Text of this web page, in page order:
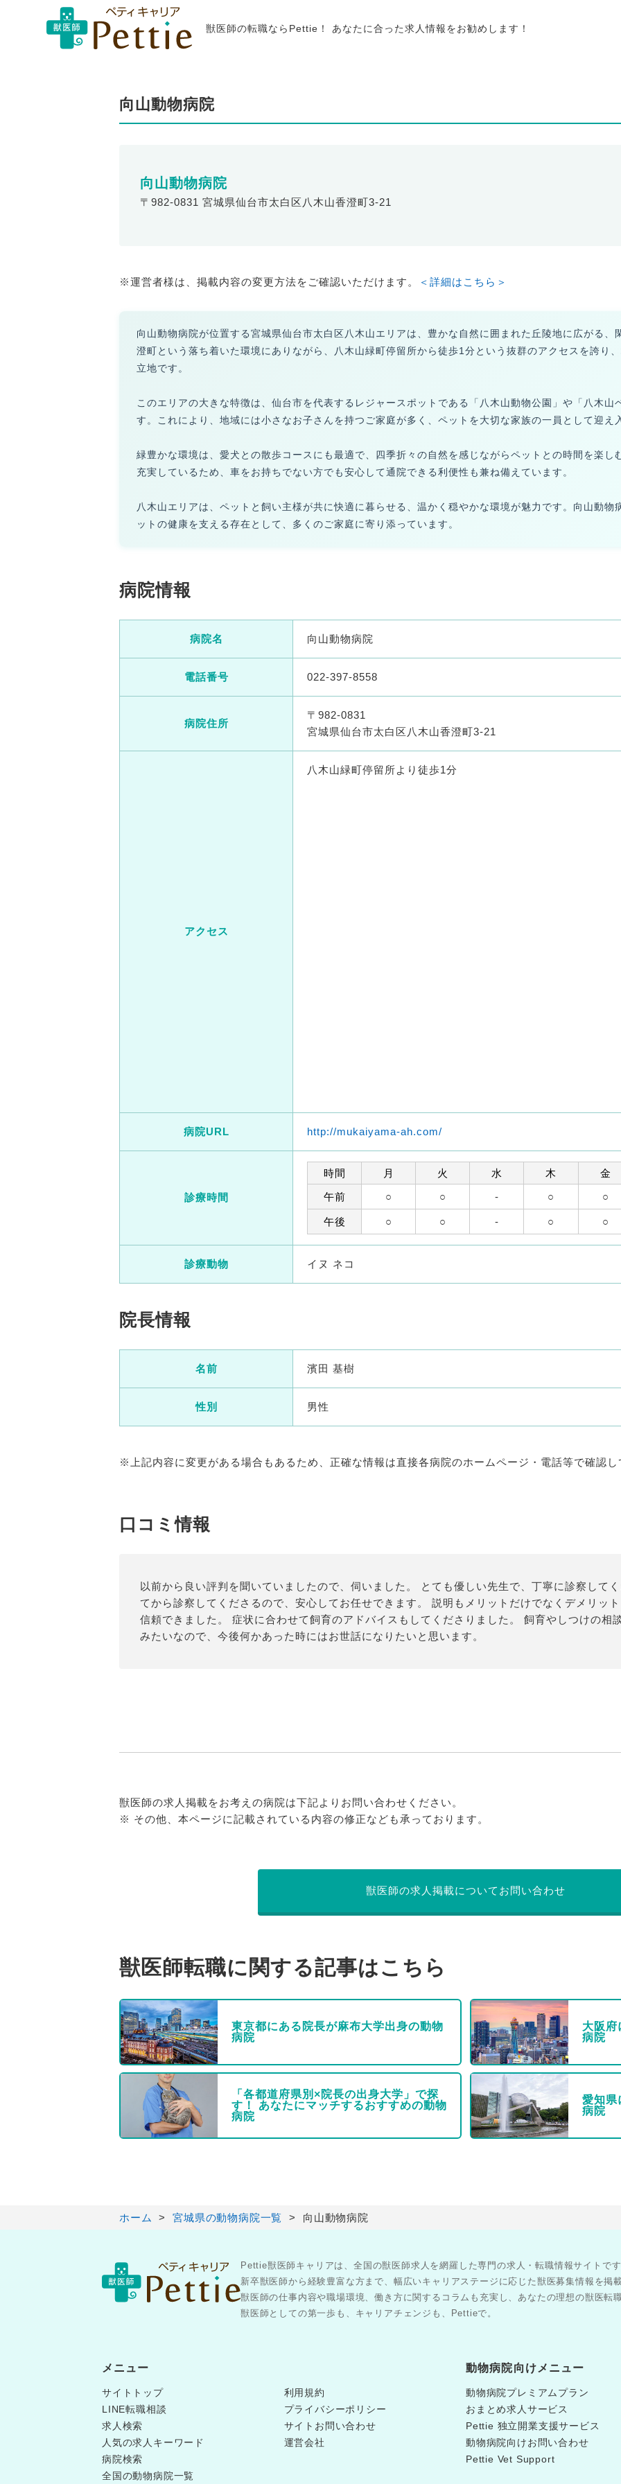
獣医師の転職ならPettie！ あなたに合った求人情報をお勧めします！
向山動物病院
向山動物病院
〒982-0831 宮城県仙台市太白区八木山香澄町3-21
※運営者様は、掲載内容の変更方法をご確認いただけます。 ＜詳細はこちら＞
向山動物病院が位置する宮城県仙台市太白区八木山エリアは、豊かな自然に囲まれた丘陵地に広がる、
澄町という落ち着いた環境にありながら、八木山緑町停留所から徒歩1分という抜群のアクセスを誇り
立地です。
このエリアの大きな特徴は、仙台市を代表するレジャースポットである「八木山動物公園」や「八木山
す。これにより、地域には小さなお子さんを持つご家庭が多く、ペットを大切な家族の一員として迎え
緑豊かな環境は、愛犬との散歩コースにも最適で、四季折々の自然を感じながらペットとの時間を楽し
充実しているため、車をお持ちでない方でも安心して通院できる利便性も兼ね備えています。
八木山エリアは、ペットと飼い主様が共に快適に暮らせる、温かく穏やかな環境が魅力です。向山動物
ットの健康を支える存在として、多くのご家庭に寄り添っています。
病院情報
病院名 向山動物病院
電話番号 022-397-8558
病院住所
〒982-0831
宮城県仙台市太白区八木山香澄町3-21
アクセス
八木山緑町停留所より徒歩1分
病院URL http://mukaiyama-ah.com/
診療時間
時間 月 火 水 木 金
午前
○ ○ - ○ ○
午後 ○ ○ - ○ ○
診療動物 イヌ ネコ
院長情報
名前 濱田 基樹
性別 男性
※上記内容に変更がある場合もあるため、正確な情報は直接各病院のホームページ・電話等で確認し
口コミ情報
以前から良い評判を聞いていましたので、伺いました。 とても優しい先生で、丁寧に診察して
てから診察してくださるので、安心してお任せできます。 説明もメリットだけでなくデメリッ
信頼できました。 症状に合わせて飼育のアドバイスもしてくださりました。 飼育やしつけの相
みたいなので、今後何かあった時にはお世話になりたいと思います。
獣医師の求人掲載をお考えの病院は下記よりお問い合わせください。
※ その他、本ページに記載されている内容の修正なども承っております。
獣医師の求人掲載についてお問い合わせ
獣医師転職に関する記事はこちら
東京都にある院長が麻布大学出身の動物
病院
大阪府
病院
「各都道府県別×院長の出身大学」で探
す！ あなたにマッチするおすすめの動物
病院
愛知県
病院
ホーム 宮城県の動物病院一覧 向山動物病院
Pettie獣医師キャリアは、全国の獣医師求人を網羅した専門の求人・転職情報サイトです
新卒獣医師から経験豊富な方まで、幅広いキャリアステージに応じた獣医募集情報を掲載
獣医師の仕事内容や職場環境、働き方に関するコラムも充実し、あなたの理想の獣医転
獣医師としての第一歩も、キャリアチェンジも、Pettieで。
メニュー
サイトトップ
LINE転職相談
求人検索
人気の求人キーワード
病院検索
全国の動物病院一覧
利用規約
プライバシーポリシー
サイトお問い合わせ
運営会社
動物病院向けメニュー
動物病院プレミアムプラン
おまとめ求人サービス
Pettie 独立開業支援サービス
動物病院向けお問い合わせ
Pettie Vet Support